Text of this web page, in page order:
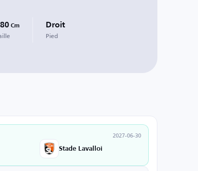
Cm Droit
Pied
2027-06-30
Stade Lavalloi